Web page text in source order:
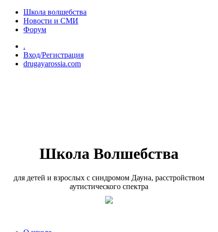
Перейти к основному содержанию
Школа волшебства
Новости и СМИ
Форум
.
Вход/Регистрация
drugayarossia.com
Школа Волшебства
для детей и взрослых с синдромом Дауна, расстройством
аутистического спектра